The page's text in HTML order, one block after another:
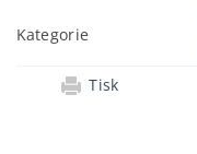
Kategorie
Tisk